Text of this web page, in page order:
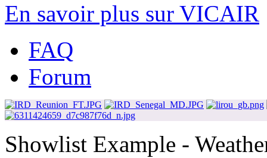
En savoir plus sur VICAIR
FAQ
Forum
Showlist Example -